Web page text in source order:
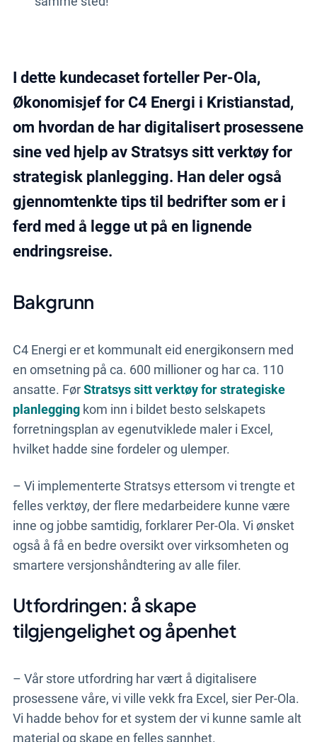
og samarbeid.
Bestill en demo
I dette kundecaset forteller Per-Ola,
Økonomisjef for C4 Energi i Kristianstad,
om hvordan de har digitalisert prosessene
sine ved hjelp av Stratsys sitt verktøy for
strategisk planlegging. Han deler også
gjennomtenkte tips til bedrifter som er i
ferd med å legge ut på en lignende
endringsreise.
Bakgrunn
C4 Energi er et kommunalt eid energikonsern med
en omsetning på ca. 600 millioner og har ca. 110
ansatte. FørStratsys sitt verktøy for strategiske
planleggingkom inn i bildet besto selskapets
forretningsplan av egenutviklede maler i Excel,
hvilket hadde sine fordeler og ulemper.
– Vi implementerte Stratsys ettersom vi trengte et
felles verktøy, der flere medarbeidere kunne være
inne og jobbe samtidig, forklarer Per-Ola. Vi ønsket
også å få en bedre oversikt over virksomheten og
smartere versjonshåndtering av alle filer.
Utfordringen: å skape
tilgjengelighet og åpenhet
– Vår store utfordring har vært å digitalisere
prosessene våre, vi ville vekk fra Excel, sier Per-Ola.
Vi hadde behov for et system der vi kunne samle alt
material og skape en felles sannhet.